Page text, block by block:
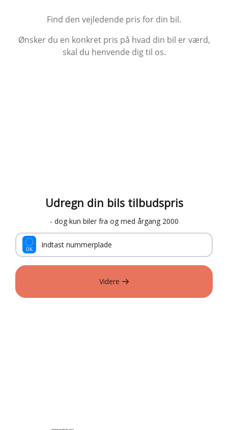
Find den vejledende pris for din bil.
Ønsker du en konkret pris på hvad din bil er værd,
skal du henvende dig til os.